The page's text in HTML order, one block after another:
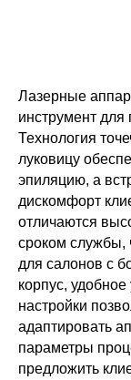
Лазерные
инструмент
Технология
луковицу
эпиляцию, а
дискомфорт
отличаются
сроком службы,
для салонов с
корпус,
настройки
адаптировать
параметры
предложить